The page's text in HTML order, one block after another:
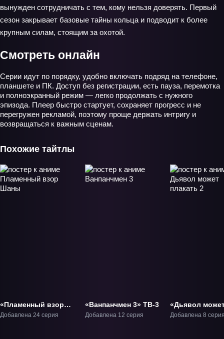
вынужден сотрудничать с тем, кому нельзя доверять. Первый
сезон закрывает базовые тайны кольца и подводит к более
крупным силам, стоящим за охотой.
Смотреть онлайн
Серии идут по порядку, удобно включать подряд на телефоне,
планшете и ПК. Доступ без регистрации, есть пауза, перемотка
и полноэкранный режим — легко продолжать с нужного
эпизода. Плеер быстро стартует, сохраняет прогресс и не
перегружен рекламой, поэтому проще держать интригу и
возвращаться к важным сценам.
Похожие тайтлы
«Пламенный взор
Шаны» ТВ-1
Добавлена 24 серия
«Ванпанчмен 3» ТВ-3
Добавлена 12 серия
«Дьявол
плакать 2» ТВ-
Добавлена 8